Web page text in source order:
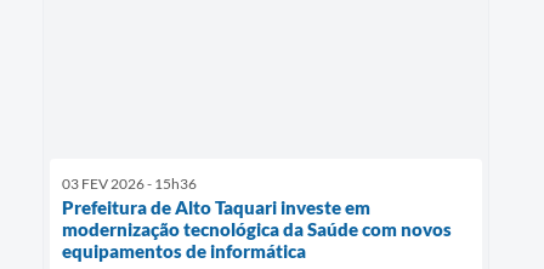
03 FEV 2026 - 15h36
Prefeitura de Alto Taquari investe em
modernização tecnológica da Saúde com novos
equipamentos de informática